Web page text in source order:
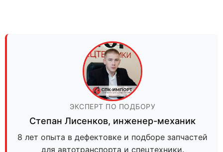
ЭКСПЕРТ ПО ПОДБОРУ
Степан Лисенков, инженер-механик
8 лет опыта в дефектовке и подборе запчастей
для автотранспорта и спецтехники.